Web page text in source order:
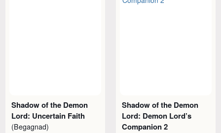
Shadow of the Demon
Lord: Uncertain Faith
(Begagnad)
Shadow of the Demon
Lord: Demon Lord’s
Companion 2